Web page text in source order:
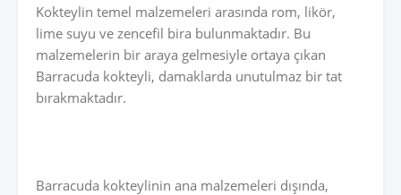
Kokteylin temel malzemeleri arasında rom, likör,
lime suyu ve zencefil bira bulunmaktadır. Bu
malzemelerin bir araya gelmesiyle ortaya çıkan
Barracuda kokteyli, damaklarda unutulmaz bir tat
bırakmaktadır.
Barracuda kokteylinin ana malzemeleri dışında,